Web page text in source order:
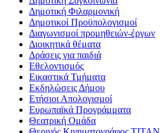
Δημοτική Φιλαρμονική
Δημοτικοί Προϋπολογισμοί
Διαγωνισμοί προμηθειών-έργων
Διοικητικά θέματα
Δράσεις για παιδιά
Εθελοντισμός
Εικαστικά Τμήματα
Εκδηλώσεις Δήμου
Ετήσιοι Απολογισμοί
Ευρωπαϊκά Προγράμματα
Θεατρική Ομάδα